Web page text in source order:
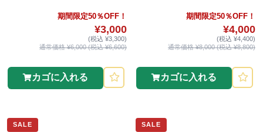
期間限定50％OFF！
¥3,000
(税込 ¥3,300)
通常価格 ¥6,000 (税込 ¥6,600)
カゴに入れる
期間限定50％OFF！
¥4,000
(税込 ¥4,400)
通常価格 ¥8,000 (税込 ¥8,800)
カゴに入れる
SALE SALE